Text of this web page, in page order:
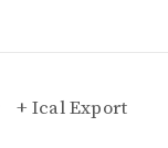
+ Ical Export